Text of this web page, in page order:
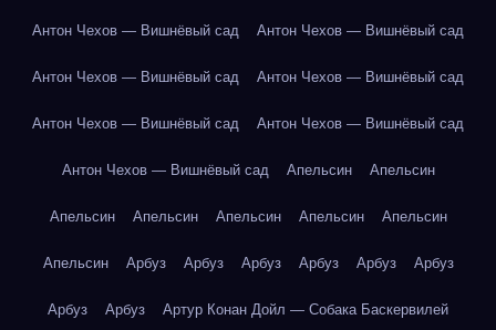
Антон Чехов — Вишнёвый сад Антон Чехов — Вишнёвый сад
Антон Чехов — Вишнёвый сад Антон Чехов — Вишнёвый сад
Антон Чехов — Вишнёвый сад Антон Чехов — Вишнёвый сад
Антон Чехов — Вишнёвый сад Апельсин Апельсин
Апельсин Апельсин Апельсин Апельсин Апельсин
Апельсин Арбуз Арбуз Арбуз Арбуз Арбуз Арбуз
Арбуз Арбуз Артур Конан Дойл — Собака Баскервилей